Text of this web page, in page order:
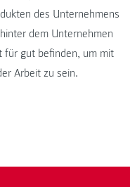
des Unternehmens
dem Unternehmen
für gut befinden, um mit
Arbeit zu sein.